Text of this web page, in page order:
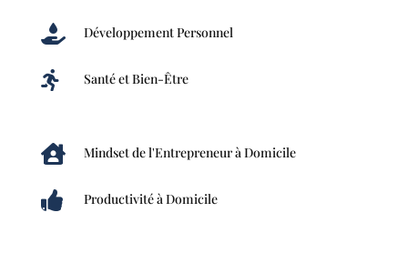
 Développement Personnel
 Santé et Bien-Être
 Mindset de l'Entrepreneur à Domicile
 Productivité à Domicile